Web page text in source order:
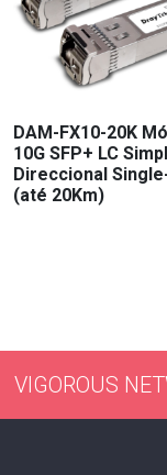
DAM-FX10-20K
10G SFP+ LC
Direccional
(até 20Km)
VIGOROUS